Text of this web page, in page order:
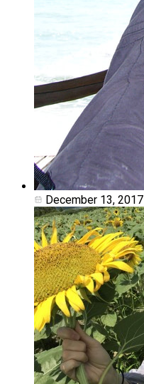
December 13, 2017